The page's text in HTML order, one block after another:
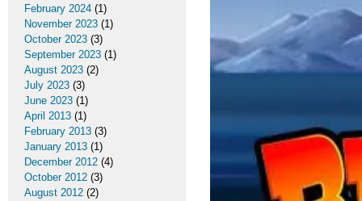
February 2024 (1)
November 2023 (1)
October 2023 (3)
September 2023 (1)
August 2023 (2)
July 2023 (3)
June 2023 (1)
April 2013 (1)
February 2013 (3)
January 2013 (1)
December 2012 (4)
October 2012 (3)
August 2012 (2)